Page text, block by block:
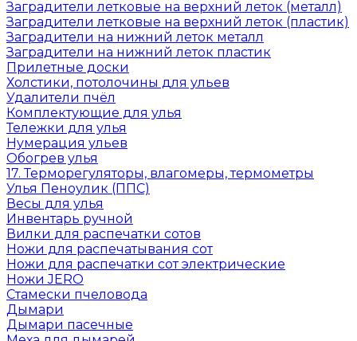
Заградители летковые на верхний леток (металл)
Заградители летковые на верхний леток (пластик)
Заградители на нижний леток металл
Заградители на нижний леток пластик
Прилетные доски
Холстики, потолочины для ульев
Удалители пчёл
Комплектующие для улья
Тележки для улья
Нумерация ульев
Обогрев улья
17. Терморегуляторы, влагомеры, термометры
Улья Пеноулик (ППС)
Весы для улья
Инвентарь ручной
Вилки для распечатки сотов
Ножи для распечатывания сот
Ножи для распечатки сот электрические
Ножи JERO
Стамески пчеловода
Дымари
Дымари пасечные